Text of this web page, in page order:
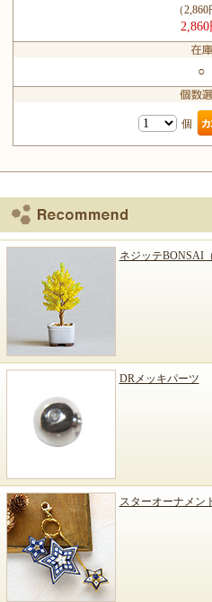
（2,860
2,860
○
個
ネジッテBONSAI
DRメッキパーツ
スターオーナメン